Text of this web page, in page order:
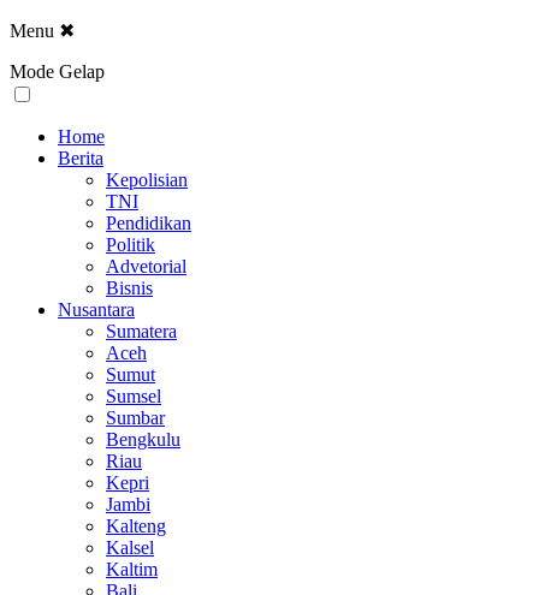
Menu ✖
Mode Gelap
Home
Berita
Kepolisian
TNI
Pendidikan
Politik
Advetorial
Bisnis
Nusantara
Sumatera
Aceh
Sumut
Sumsel
Sumbar
Bengkulu
Riau
Kepri
Jambi
Kalteng
Kalsel
Kaltim
Bali